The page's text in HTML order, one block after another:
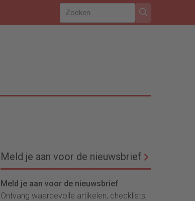
Meld je aan voor de nieuwsbrief
Meld je aan voor de nieuwsbrief
Ontvang waardevolle artikelen, checklists,